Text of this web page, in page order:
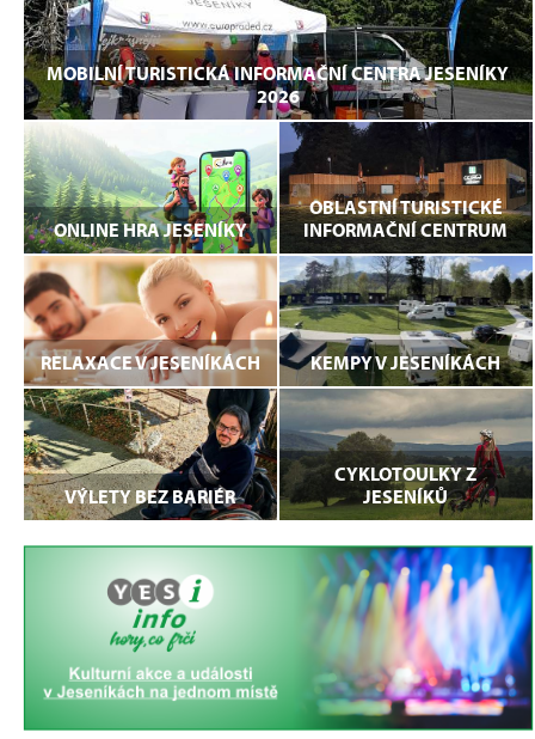
MOBILNÍ TURISTICKÁ INFORMAČNÍ CENTRA JESENÍKY
2026
ONLINE HRA JESENÍKY
OBLASTNÍ TURISTICKÉ
INFORMAČNÍ CENTRUM
RELAXACE V JESENÍKÁCH KEMPY V JESENÍKÁCH
VÝLETY BEZ BARIÉR
CYKLOTOULKY Z
JESENÍKŮ